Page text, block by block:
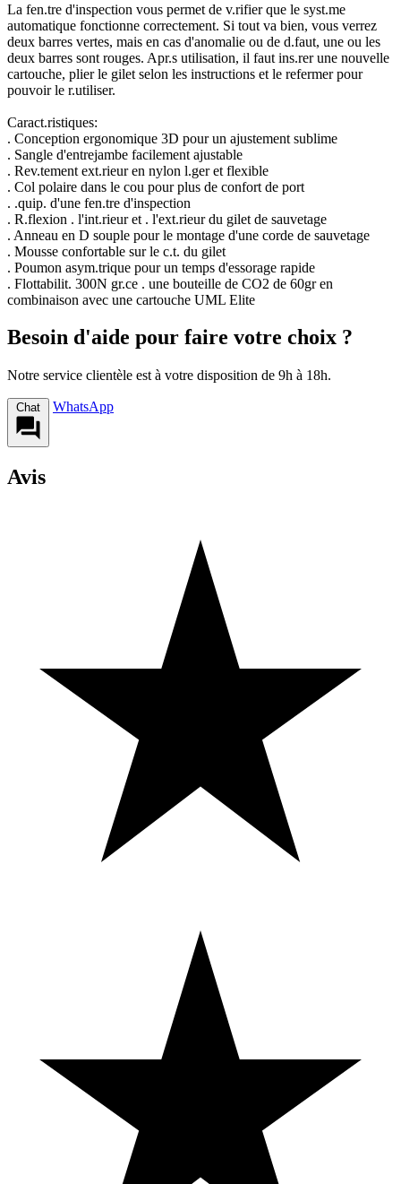
La fen.tre d'inspection vous permet de v.rifier que le syst.me
automatique fonctionne correctement. Si tout va bien, vous verrez
deux barres vertes, mais en cas d'anomalie ou de d.faut, une ou les
deux barres sont rouges. Apr.s utilisation, il faut ins.rer une nouvelle
cartouche, plier le gilet selon les instructions et le refermer pour
pouvoir le r.utiliser.
Caract.ristiques:
. Conception ergonomique 3D pour un ajustement sublime
. Sangle d'entrejambe facilement ajustable
. Rev.tement ext.rieur en nylon l.ger et flexible
. Col polaire dans le cou pour plus de confort de port
. .quip. d'une fen.tre d'inspection
. R.flexion . l'int.rieur et . l'ext.rieur du gilet de sauvetage
. Anneau en D souple pour le montage d'une corde de sauvetage
. Mousse confortable sur le c.t. du gilet
. Poumon asym.trique pour un temps d'essorage rapide
. Flottabilit. 300N gr.ce . une bouteille de CO2 de 60gr en
combinaison avec une cartouche UML Elite
Besoin d'aide pour faire votre choix ?
Notre service clientèle est à votre disposition de 9h à 18h.
Chat WhatsApp
Avis